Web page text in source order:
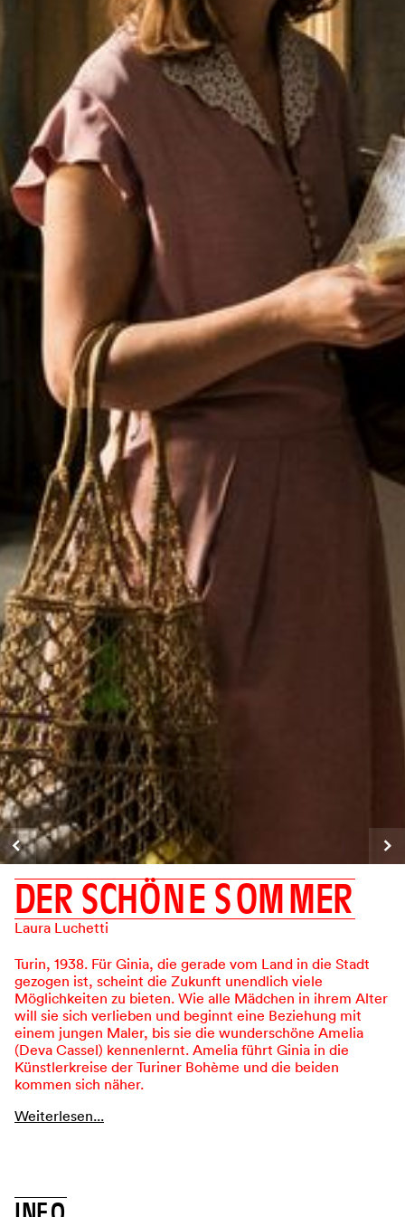
DER SCHÖNE SOMMER
Laura Luchetti
Turin, 1938. Für Ginia, die gerade vom Land in die Stadt
gezogen ist, scheint die Zukunft unendlich viele
Möglichkeiten zu bieten. Wie alle Mädchen in ihrem Alter
will sie sich verlieben und beginnt eine Beziehung mit
einem jungen Maler, bis sie die wunderschöne Amelia
(Deva Cassel) kennenlernt. Amelia führt Ginia in die
Künstlerkreise der Turiner Bohème und die beiden
kommen sich näher.
Weiterlesen...